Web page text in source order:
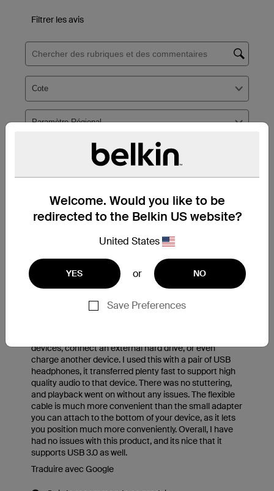
Welcome. Would you like to be
redirected to the Belkin US website?
United States
YES or NO
Save Preferences